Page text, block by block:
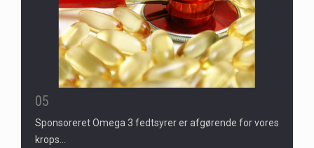
05
Sponsoreret Omega 3 fedtsyrer er afgørende for vores
krops…